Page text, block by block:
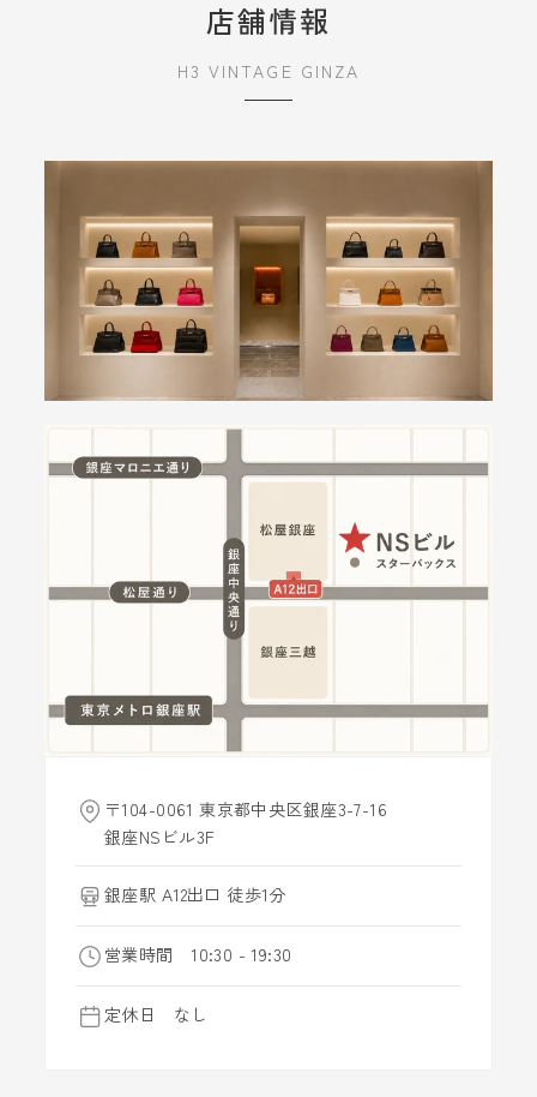
店舗情報
H3 VINTAGE GINZA
〒104-0061 東京都中央区銀座3-7-16
銀座NSビル3F
銀座駅 A12出口 徒歩1分
営業時間 10:30 - 19:30
定休日 なし